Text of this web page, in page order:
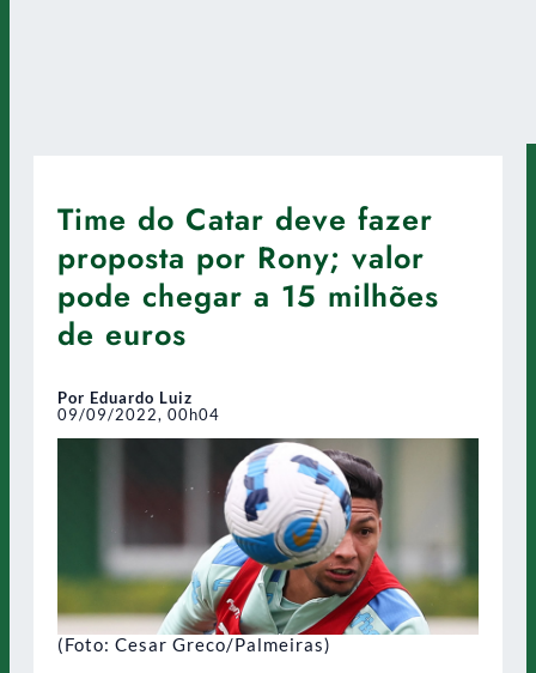
Time do Catar deve fazer
proposta por Rony; valor
pode chegar a 15 milhões
de euros
Por Eduardo Luiz
09/09/2022, 00h04
(Foto: Cesar Greco/Palmeiras)